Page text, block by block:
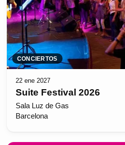
CONCIERTOS
22 ene 2027
Suite Festival 2026
Sala Luz de Gas
Barcelona